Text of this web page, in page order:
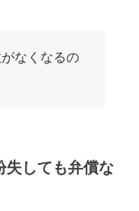
なくなるの
しても弁償な